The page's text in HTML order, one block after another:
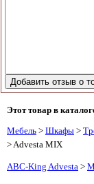
Этот товар в
Мебель > Шкафы >
> Advesta MIX
ABC-King Advesta >